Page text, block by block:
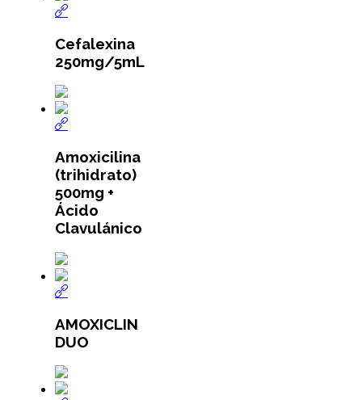
Cefalexina
250mg/5mL
Amoxicilina
(trihidrato)
500mg +
Ácido
Clavulánico
AMOXICLIN
DUO